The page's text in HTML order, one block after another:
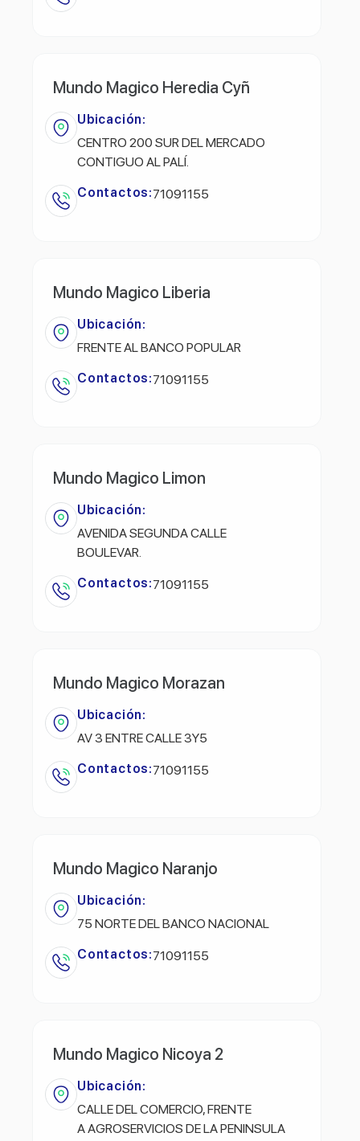
Mundo Magico Heredia Cyñ
Ubicación:
CENTRO 200 SUR DEL MERCADO
CONTIGUO AL PALÍ.
Contactos:71091155
Mundo Magico Liberia
Ubicación:
FRENTE AL BANCO POPULAR
Contactos:71091155
Mundo Magico Limon
Ubicación:
AVENIDA SEGUNDA CALLE
BOULEVAR.
Contactos:71091155
Mundo Magico Morazan
Ubicación:
AV 3 ENTRE CALLE 3Y5
Contactos:71091155
Mundo Magico Naranjo
Ubicación:
75 NORTE DEL BANCO NACIONAL
Contactos:71091155
Mundo Magico Nicoya 2
Ubicación:
CALLE DEL COMERCIO, FRENTE
A AGROSERVICIOS DE LA PENINSULA